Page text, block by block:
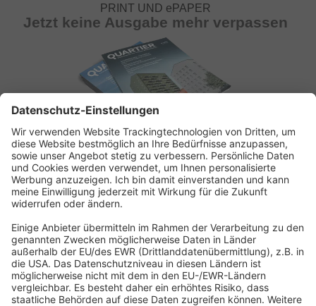
PRINT UND ePAPER
Jetzt keine Ausgabe mehr verpassen
ABONNEMENT ANFORDERN
Kostenloses Probeheft anfordern